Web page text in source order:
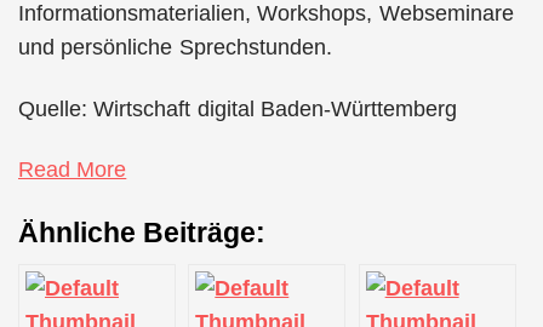
Informationsmaterialien, Workshops, Webseminare
und persönliche Sprechstunden.
Quelle: Wirtschaft digital Baden-Württemberg
Read More
Ähnliche Beiträge: